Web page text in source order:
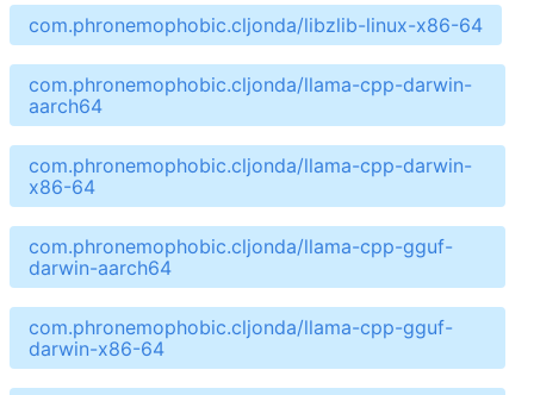
com.phronemophobic.cljonda/libzlib-linux-x86-64
com.phronemophobic.cljonda/llama-cpp-darwin-
aarch64
com.phronemophobic.cljonda/llama-cpp-darwin-
x86-64
com.phronemophobic.cljonda/llama-cpp-gguf-
darwin-aarch64
com.phronemophobic.cljonda/llama-cpp-gguf-
darwin-x86-64